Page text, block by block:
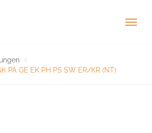
PA GE EK PH PS SW ER/KR (NT)